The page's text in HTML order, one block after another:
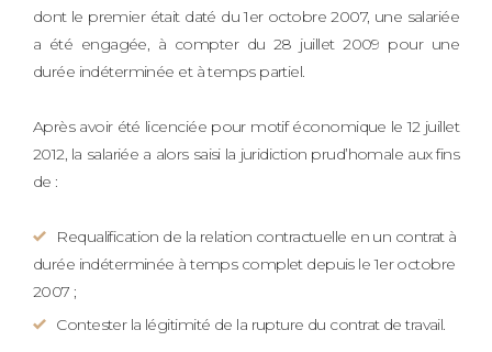
dont le premier était daté du 1er octobre 2007, une salariée
a été engagée, à compter du 28 juillet 2009 pour une
durée indéterminée et à temps partiel.
Après avoir été licenciée pour motif économique le 12 juillet
2012, la salariée a alors saisi la juridiction prud’homale aux fins
de :
Requalification de la relation contractuelle en un contrat à
durée indéterminée à temps complet depuis le 1er octobre
2007 ;
Contester la légitimité de la rupture du contrat de travail.